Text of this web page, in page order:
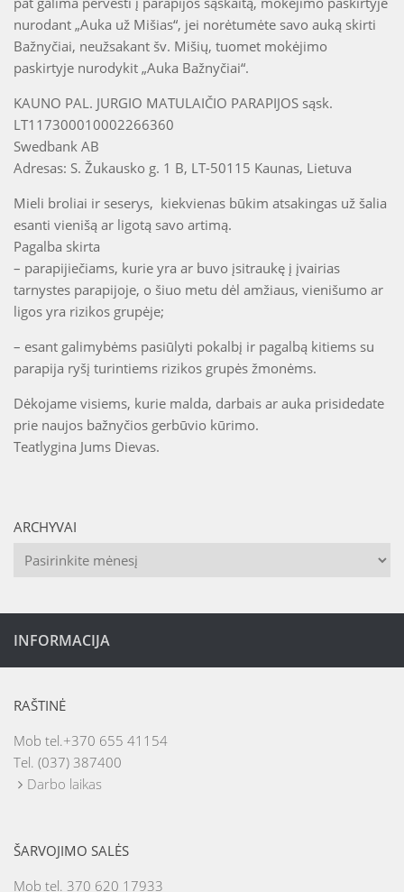
nurodant „Auka už Mišias“, jei norėtumėte savo auką skirti
Bažnyčiai, neužsakant šv. Mišių, tuomet mokėjimo
paskirtyje nurodykit „Auka Bažnyčiai“.
KAUNO PAL. JURGIO MATULAIČIO PARAPIJOS sąsk.
LT117300010002266360
Swedbank AB
Adresas: S. Žukausko g. 1 B, LT-50115 Kaunas, Lietuva
Mieli broliai ir seserys, kiekvienas būkim atsakingas už šalia
esanti vienišą ar ligotą savo artimą.
Pagalba skirta
– parapijiečiams, kurie yra ar buvo įsitraukę į įvairias
tarnystes parapijoje, o šiuo metu dėl amžiaus, vienišumo ar
ligos yra rizikos grupėje;
– esant galimybėms pasiūlyti pokalbį ir pagalbą kitiems su
parapija ryšį turintiems rizikos grupės žmonėms.
Dėkojame visiems, kurie malda, darbais ar auka prisidedate
prie naujos bažnyčios gerbūvio kūrimo.
Teatlygina Jums Dievas.
ARCHYVAI
Archyvai
INFORMACIJA
RAŠTINĖ
Mob tel.+370 655 41154
Tel. (037) 387400
Darbo laikas
ŠARVOJIMO SALĖS
Mob tel. 370 620 17933